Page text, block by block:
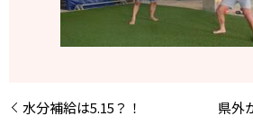
水分補給は5.15？！ 県外